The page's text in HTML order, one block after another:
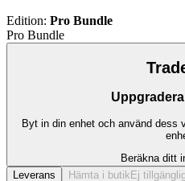
Edition: Pro Bundle
Pro Bundle
Byt in din enhet och använd dess
Beräkna ditt
Leverans
Hämta i butik Ej